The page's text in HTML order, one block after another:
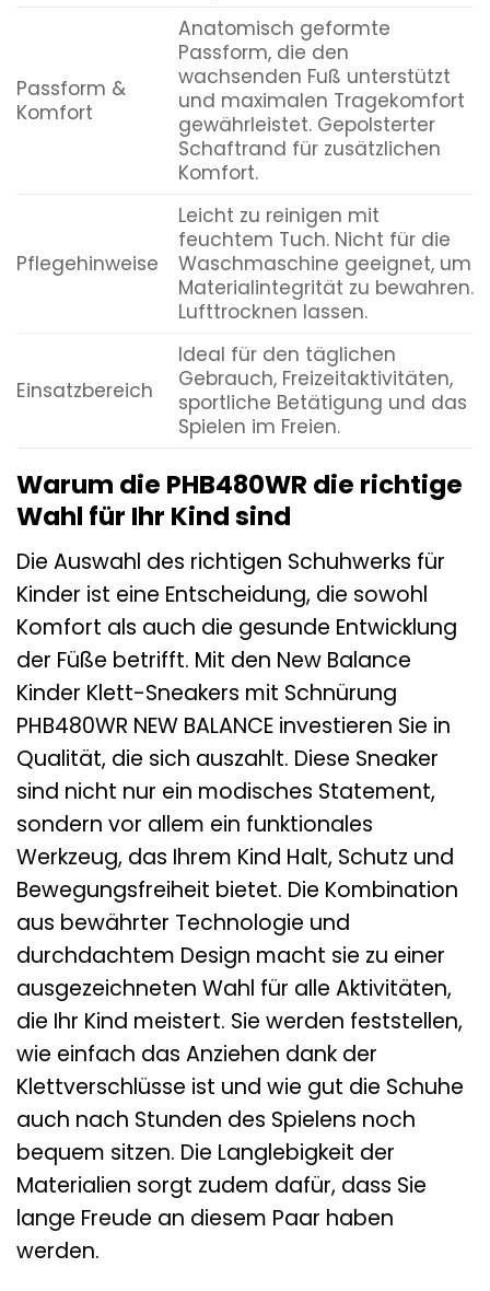
Passform &
Komfort
Anatomisch geformte
Passform, die den
wachsenden Fuß unterstützt
und maximalen Tragekomfort
gewährleistet. Gepolsterter
Schaftrand für zusätzlichen
Komfort.
Pflegehinweise
Leicht zu reinigen mit
feuchtem Tuch. Nicht für die
Waschmaschine geeignet, um
Materialintegrität zu bewahren.
Lufttrocknen lassen.
Einsatzbereich
Ideal für den täglichen
Gebrauch, Freizeitaktivitäten,
sportliche Betätigung und das
Spielen im Freien.
Warum die PHB480WR die richtige
Wahl für Ihr Kind sind
Die Auswahl des richtigen Schuhwerks für
Kinder ist eine Entscheidung, die sowohl
Komfort als auch die gesunde Entwicklung
der Füße betrifft. Mit den New Balance
Kinder Klett-Sneakers mit Schnürung
PHB480WR NEW BALANCE investieren Sie in
Qualität, die sich auszahlt. Diese Sneaker
sind nicht nur ein modisches Statement,
sondern vor allem ein funktionales
Werkzeug, das Ihrem Kind Halt, Schutz und
Bewegungsfreiheit bietet. Die Kombination
aus bewährter Technologie und
durchdachtem Design macht sie zu einer
ausgezeichneten Wahl für alle Aktivitäten,
die Ihr Kind meistert. Sie werden feststellen,
wie einfach das Anziehen dank der
Klettverschlüsse ist und wie gut die Schuhe
auch nach Stunden des Spielens noch
bequem sitzen. Die Langlebigkeit der
Materialien sorgt zudem dafür, dass Sie
lange Freude an diesem Paar haben
werden.